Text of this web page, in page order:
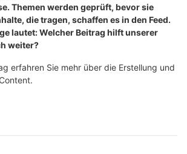
Themen werden geprüft, bevor sie
die tragen, schaffen es in den Feed.
lautet: Welcher Beitrag hilft unserer
weiter?
erfahren Sie mehr über die Erstellung und